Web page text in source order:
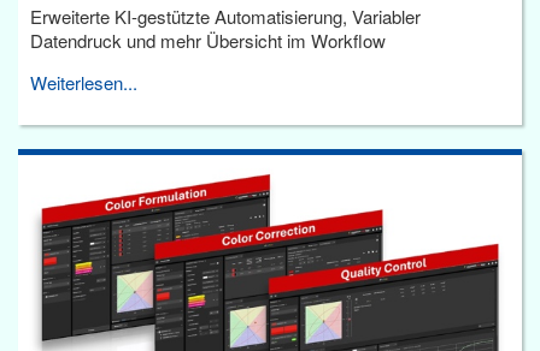
Erweiterte KI-gestützte Automatisierung, Variabler
Datendruck und mehr Übersicht im Workflow
Weiterlesen...